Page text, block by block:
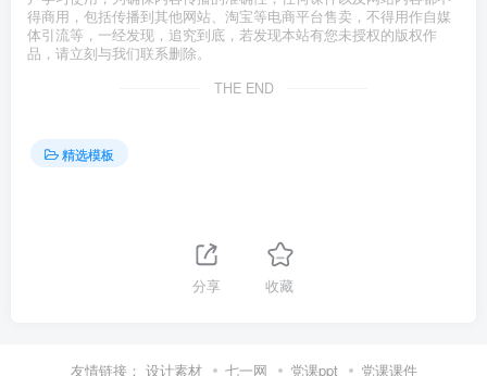
得商用，包括传播到其他网站、淘宝等电商平台售卖，不得用作自媒
体引流等，一经发现，追究到底，若发现本站有您未授权的版权作
品，请立刻与我们联系删除。
THE END
精选模板
分享 收藏
友情链接： 设计素材 七一网 党课ppt 党课课件